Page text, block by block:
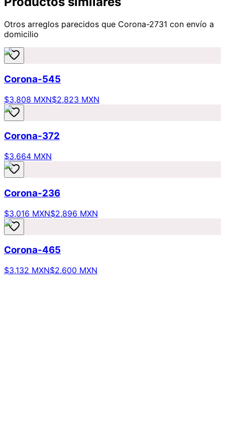
Otros arreglos parecidos que Corona-2731 con envío a
domicilio
Corona-545
$3,808 MXN$2,823 MXN
Corona-372
$3,664 MXN
Corona-236
$3,016 MXN$2,896 MXN
Corona-465
$3,132 MXN$2,600 MXN